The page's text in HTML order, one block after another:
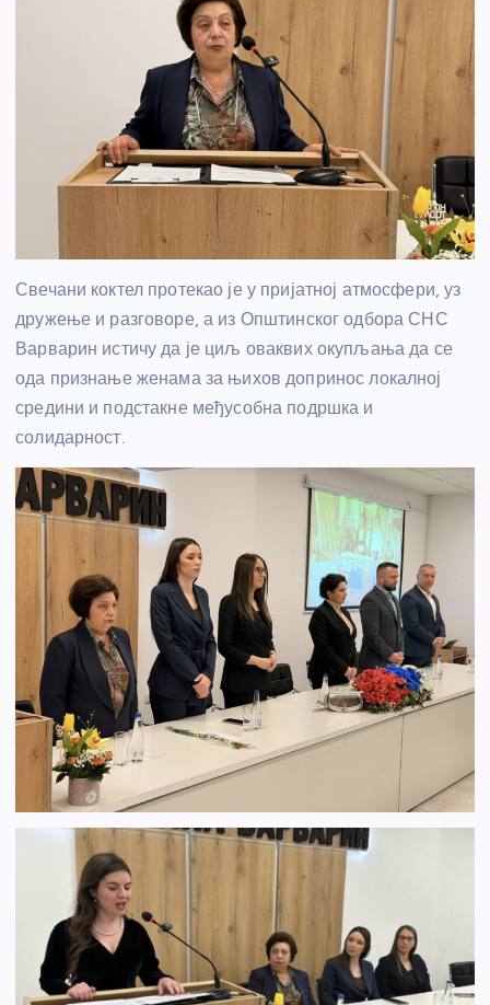
Свечани коктел протекао је у пријатној атмосфери, уз
дружење и разговоре, а из Општинског одбора СНС
Варварин истичу да је циљ оваквих окупљања да се
ода признање женама за њихов допринос локалној
средини и подстакне међусобна подршка и
солидарност.